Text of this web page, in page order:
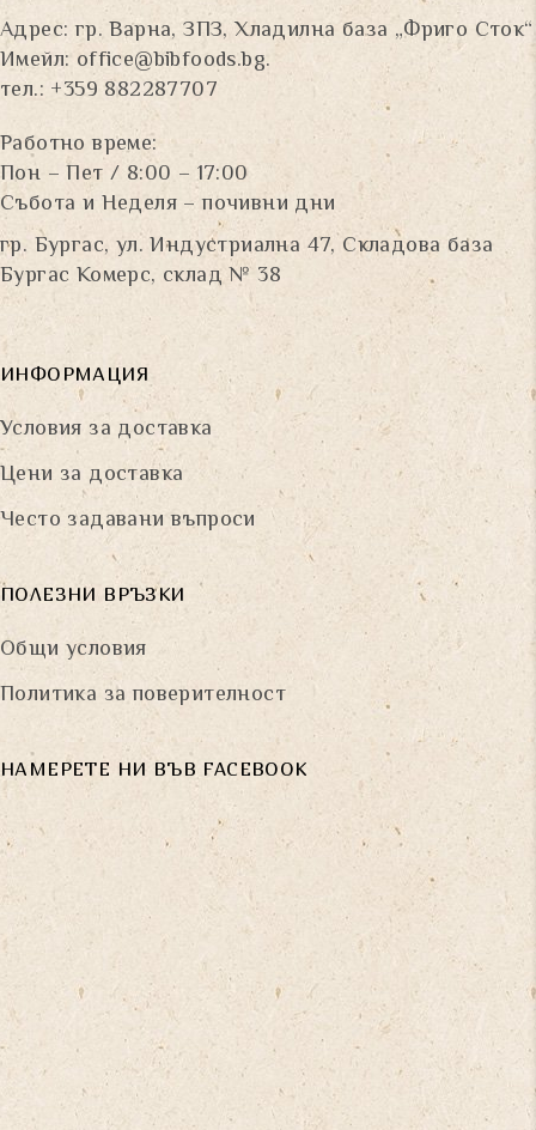
Адрес: гр. Варна, ЗПЗ, Хладилна база „Фриго Сток“
Имейл: office@bibfoods.bg.
тел.: +359 882287707
Работно време:
Пон – Пет / 8:00 – 17:00
Събота и Неделя – почивни дни
гр. Бургас, ул. Индустриална 47, Складова база
Бургас Комерс, склад № 38
ИНФОРМАЦИЯ
Условия за доставка
Цени за доставка
Често задавани въпроси
ПОЛЕЗНИ ВРЪЗКИ
Общи условия
Политика за поверителност
НАМЕРЕТЕ НИ ВЪВ FACEBOOK